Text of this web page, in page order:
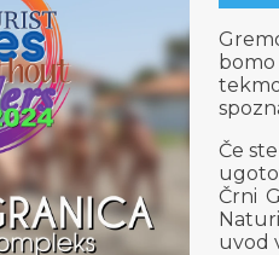
bomo
Če
Črni
uvod